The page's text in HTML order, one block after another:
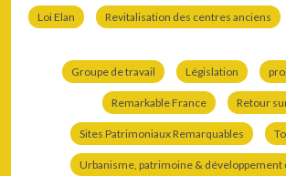
Loi Elan Revitalisation des centres anciens
Groupe de travail Législation
Remarkable France Retour
Sites Patrimoniaux Remarquables
Urbanisme, patrimoine & développement